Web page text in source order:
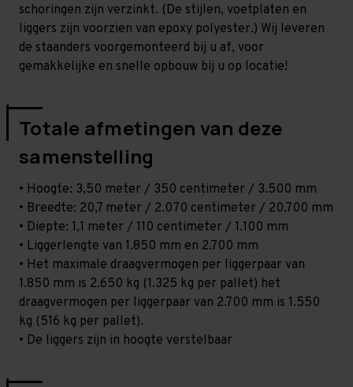
schoringen zijn verzinkt. (De stijlen, voetplaten en
liggers zijn voorzien van epoxy polyester.) Wij leveren
de staanders voorgemonteerd bij u af, voor
gemakkelijke en snelle opbouw bij u op locatie!
Totale afmetingen van deze
samenstelling
• Hoogte: 3,50 meter / 350 centimeter / 3.500 mm
• Breedte: 20,7 meter / 2.070 centimeter / 20.700 mm
• Diepte: 1,1 meter / 110 centimeter / 1.100 mm
• Liggerlengte van 1.850 mm en 2.700 mm
• Het maximale draagvermogen per liggerpaar van
1.850 mm is 2.650 kg (1.325 kg per pallet) het
draagvermogen per liggerpaar van 2.700 mm is 1.550
kg (516 kg per pallet).
• De liggers zijn in hoogte verstelbaar